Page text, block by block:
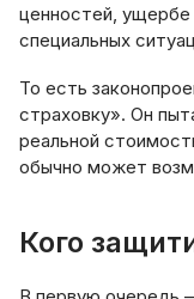
ценностей, ущербе
специальных
То есть
страховку». Он
реальной
обычно может
Кого